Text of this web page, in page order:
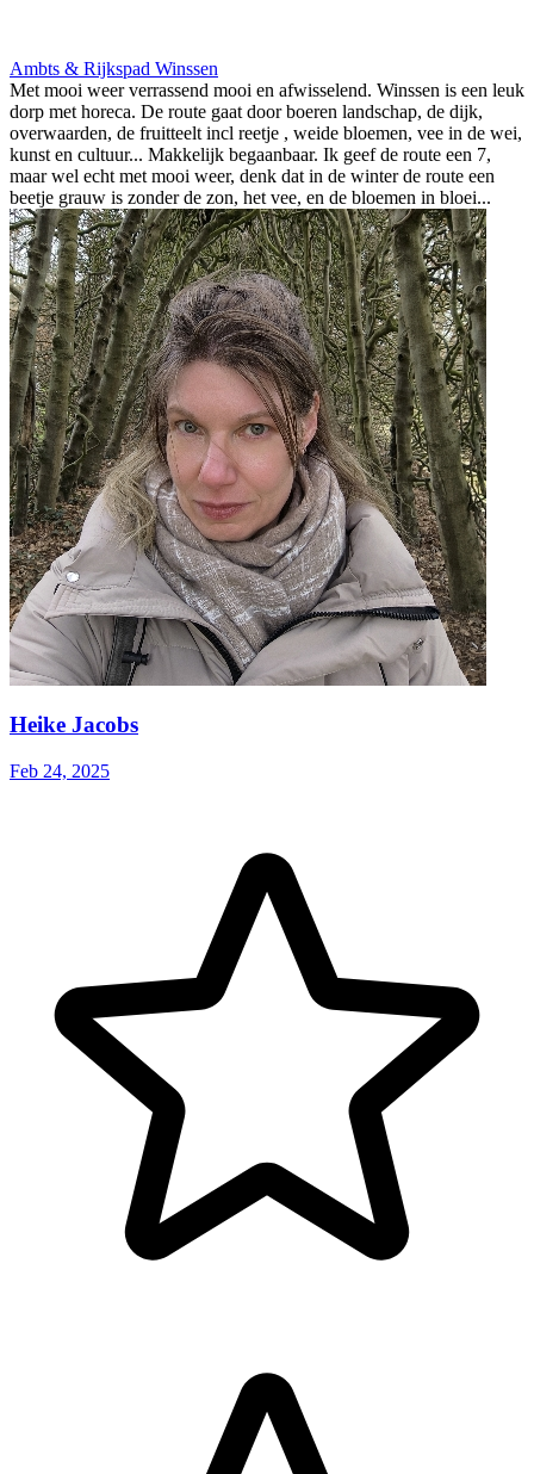
Ambts & Rijkspad Winssen
Met mooi weer verrassend mooi en afwisselend. Winssen is een leuk
dorp met horeca. De route gaat door boeren landschap, de dijk,
overwaarden, de fruitteelt incl reetje , weide bloemen, vee in de wei,
kunst en cultuur... Makkelijk begaanbaar. Ik geef de route een 7,
maar wel echt met mooi weer, denk dat in de winter de route een
beetje grauw is zonder de zon, het vee, en de bloemen in bloei...
Heike Jacobs
Feb 24, 2025